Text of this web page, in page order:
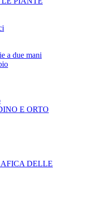
a due mani
E ORTO
DELLE